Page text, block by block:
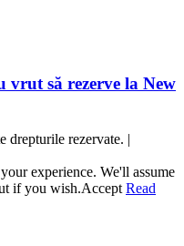
vrut să rezerve la New
drepturile rezervate. |
experience. We'll assume
if you wish.Accept Read